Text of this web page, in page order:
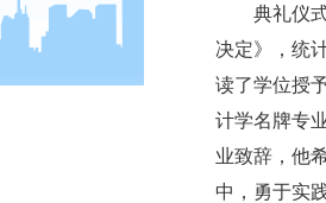
典礼仪
决定》，统
读了学位授
计学名牌专
业致辞，他
中，勇于实